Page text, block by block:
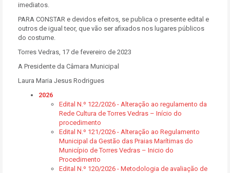
imediatos.
PARA CONSTAR e devidos efeitos, se publica o presente edital e
outros de igual teor, que vão ser afixados nos lugares públicos
do costume.
Torres Vedras, 17 de fevereiro de 2023
A Presidente da Câmara Municipal
Laura Maria Jesus Rodrigues
2026
Edital N.º 122/2026 - Alteração ao regulamento da
Rede Cultura de Torres Vedras – Início do
procedimento
Edital N.º 121/2026 - Alteração ao Regulamento
Municipal da Gestão das Praias Marítimas do
Município de Torres Vedras – Inicio do
Procedimento
Edital N.º 120/2026 - Metodologia de avaliação de